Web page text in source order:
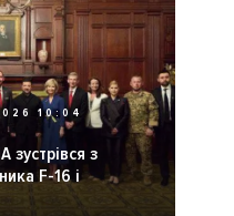
10:04
з
F-16 і